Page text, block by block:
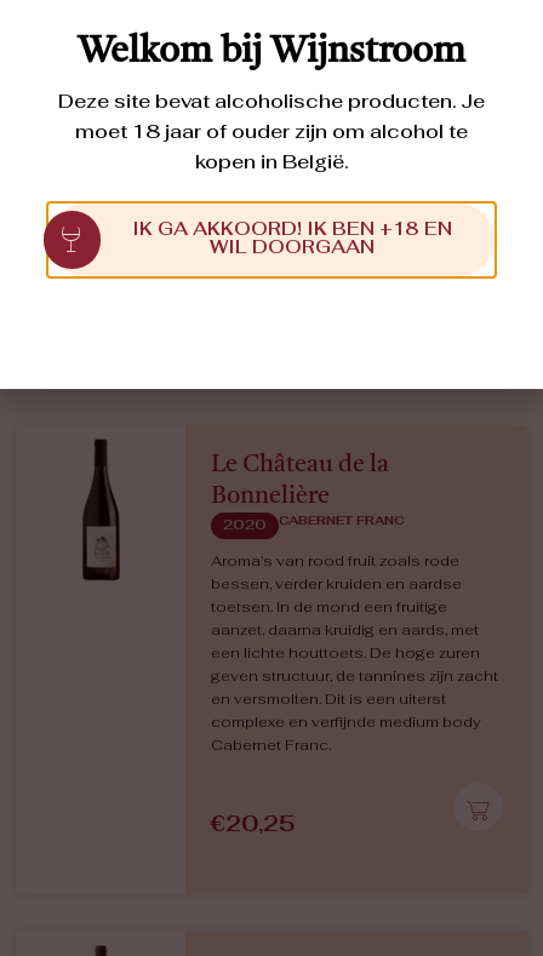
Le Château de la
Bonnelière
2020 CABERNET FRANC
Aroma’s van rood fruit zoals rode
bessen, verder kruiden en aardse
toetsen. In de mond een fruitige
aanzet, daarna kruidig en aards, met
een lichte houttoets. De hoge zuren
geven structuur, de tannines zijn zacht
en versmolten. Dit is een uiterst
complexe en verfijnde medium body
Cabernet Franc.
€20,25
Welkom bij Wijnstroom
Deze site bevat alcoholische producten. Je
moet 18 jaar of ouder zijn om alcohol te
kopen in België.
IK GA AKKOORD! IK BEN +18 EN
WIL DOORGAAN